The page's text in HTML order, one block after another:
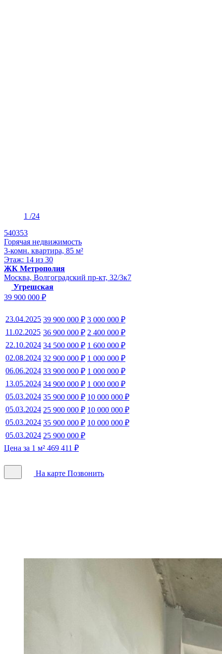
1 /24
540353
Горячая недвижимость
3-комн. квартира, 85 м²
Этаж: 14 из 30
ЖК Метрополия
Москва, Волгоградский пр-кт, 32/3к7
Угрешская
39 900 000 ₽
23.04.2025 39 900 000 ₽ 3 000 000 ₽
11.02.2025 36 900 000 ₽ 2 400 000 ₽
22.10.2024 34 500 000 ₽ 1 600 000 ₽
02.08.2024 32 900 000 ₽ 1 000 000 ₽
06.06.2024 33 900 000 ₽ 1 000 000 ₽
13.05.2024 34 900 000 ₽ 1 000 000 ₽
05.03.2024 35 900 000 ₽ 10 000 000 ₽
05.03.2024 25 900 000 ₽ 10 000 000 ₽
05.03.2024 35 900 000 ₽ 10 000 000 ₽
05.03.2024 25 900 000 ₽
Цена за 1 м² 469 411 ₽
На карте Позвонить